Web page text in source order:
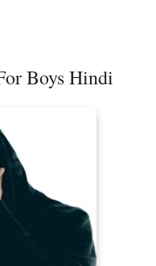
Boys Hindi